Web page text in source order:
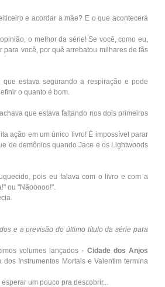
e acordar a mãe? E o que acontecerá
o melhor da série! Se você, como eu,
você, por quê arrebatou milhares de fãs
estava segurando a respiração e pode
o quanto é bom.
que estava faltando nos dois primeiros
ação em um único livro! É impossível parar
de demônios quando Jace e os Lightwoods
pois eu falava com o livro e com a
ou "Nãooooo!".
e a previsão do último título da série para
volumes lançados - Cidade dos Anjos
Instrumentos Mortais e Valentim termina
um pouco pra descobrir...